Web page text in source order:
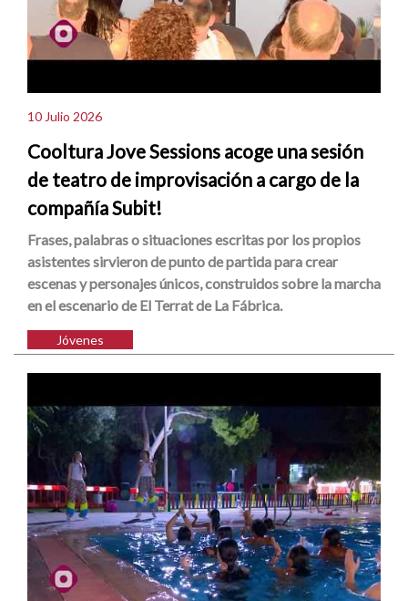
10 Julio 2026
Cooltura Jove Sessions acoge una sesión
de teatro de improvisación a cargo de la
compañía Subit!
Frases, palabras o situaciones escritas por los propios
asistentes sirvieron de punto de partida para crear
escenas y personajes únicos, construidos sobre la marcha
en el escenario de El Terrat de La Fábrica.
Jóvenes